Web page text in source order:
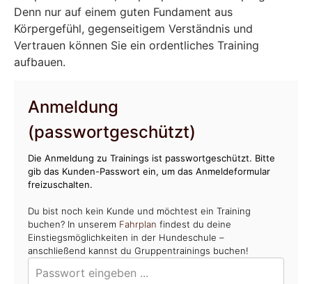
Denn nur auf einem guten Fundament aus
Körpergefühl, gegenseitigem Verständnis und
Vertrauen können Sie ein ordentliches Training
aufbauen.
Anmeldung
(passwortgeschützt)
Die Anmeldung zu Trainings ist passwortgeschützt. Bitte
gib das Kunden-Passwort ein, um das Anmeldeformular
freizuschalten.
Du bist noch kein Kunde und möchtest ein Training
buchen? In unserem Fahrplan findest du deine
Einstiegsmöglichkeiten in der Hundeschule –
anschließend kannst du Gruppentrainings buchen!